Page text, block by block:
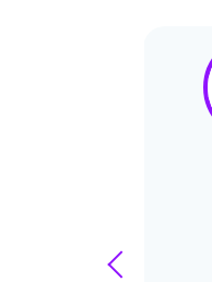
prev